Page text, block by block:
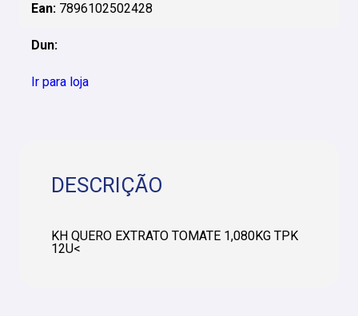
Ean: 7896102502428
Dun:
Ir para loja
DESCRIÇÃO
KH QUERO EXTRATO TOMATE 1,080KG TPK
12U<